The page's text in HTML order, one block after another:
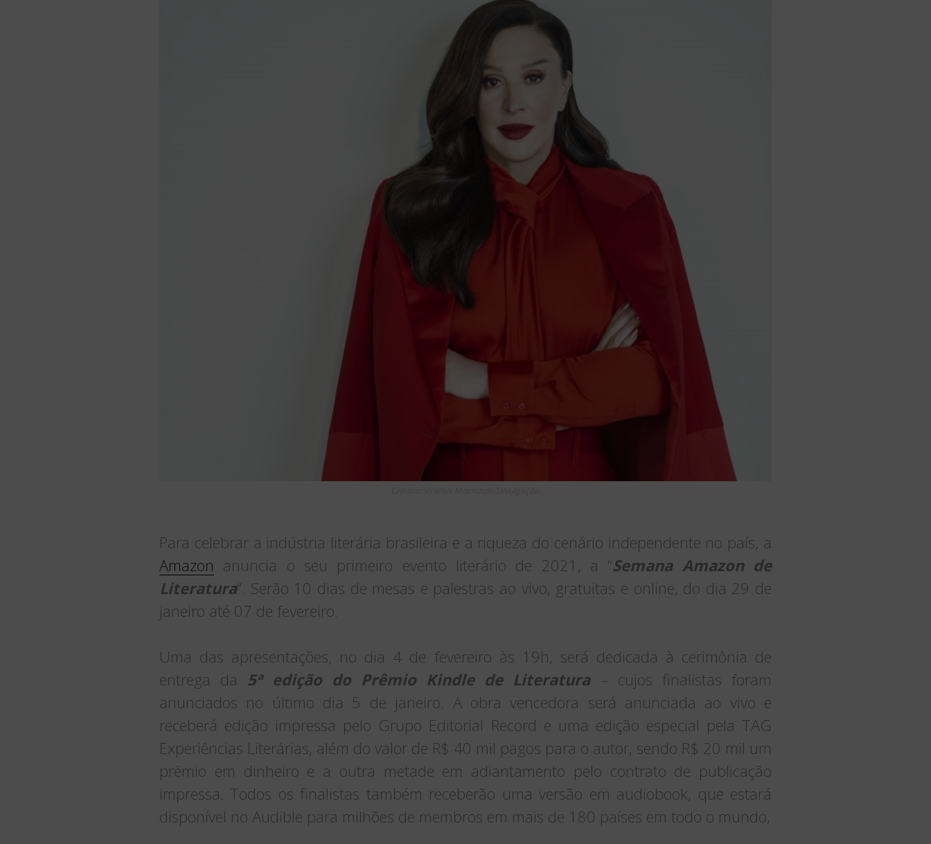
Para celebrar a indústria literária brasileira e a riqueza do cenário independente no país, a
Amazon anuncia o seu primeiro evento literário de 2021, a “Semana Amazon de
Literatura“. Serão 10 dias de mesas e palestras ao vivo, gratuitas e online, do dia 29 de
janeiro até 07 de fevereiro.
Uma das apresentações, no dia 4 de fevereiro às 19h, será dedicada à cerimônia de
entrega da 5ª edição do Prêmio Kindle de Literatura – cujos finalistas foram
anunciados no último dia 5 de janeiro. A obra vencedora será anunciada ao vivo e
receberá edição impressa pelo Grupo Editorial Record e uma edição especial pela TAG
Experiências Literárias, além do valor de R$ 40 mil pagos para o autor, sendo R$ 20 mil um
prêmio em dinheiro e a outra metade em adiantamento pelo contrato de publicação
impressa. Todos os finalistas também receberão uma versão em audiobook, que estará
disponível no Audible para milhões de membros em mais de 180 países em todo o mundo,